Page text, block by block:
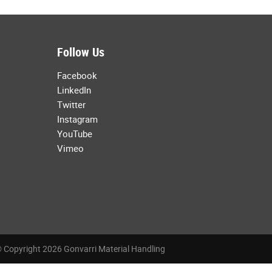
Follow Us
Facebook
LinkedIn
Twitter
Instagram
YouTube
Vimeo
Copyright 2026 Gonvarri Material Handling